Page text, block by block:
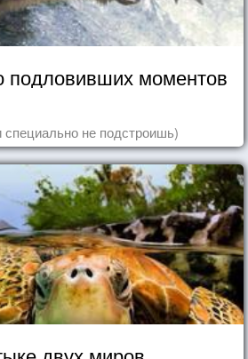
подловивших моментов
специально не подстроишь)